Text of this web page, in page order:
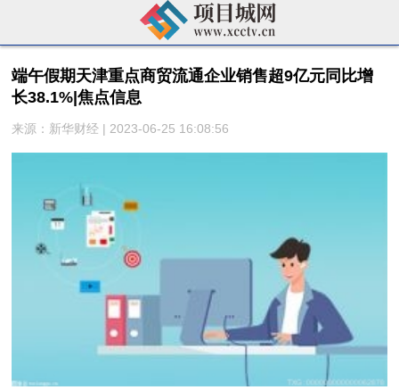
端午假期天津重点商贸流通企业销售超9亿元同比增
长38.1%|焦点信息
来源：新华财经 | 2023-06-25 16:08:56